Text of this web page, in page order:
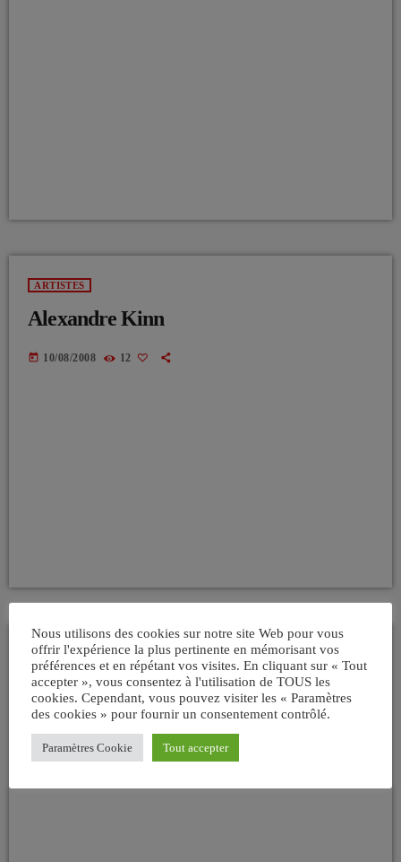
ARTISTES
Alexandre Kinn
today 10/08/2008 12
ARTISTES
Mickael Furnon
Nous utilisons des cookies sur notre site Web pour vous
offrir l'expérience la plus pertinente en mémorisant vos
préférences et en répétant vos visites. En cliquant sur « Tout
accepter », vous consentez à l'utilisation de TOUS les
cookies. Cependant, vous pouvez visiter les « Paramètres
des cookies » pour fournir un consentement contrôlé.
Paramètres Cookie Tout accepter